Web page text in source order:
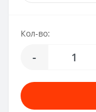
Кол-во:
-